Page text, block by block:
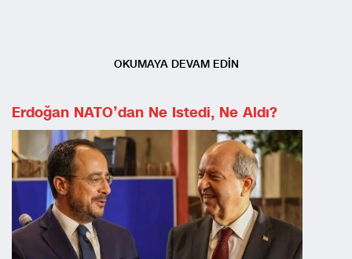
OKUMAYA DEVAM EDİN
Erdoğan NATO’dan Ne Istedi, Ne Aldı?